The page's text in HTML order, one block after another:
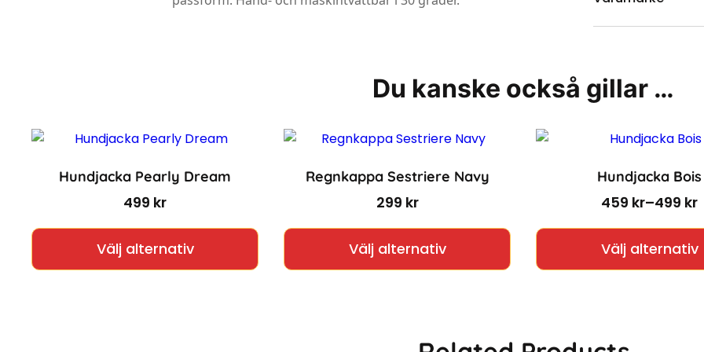
Du kanske också gillar …
Hundjacka Pearly Dream
499 kr
Välj alternativ
Regnkappa Sestriere Navy
299 kr
Välj alternativ
Hundjacka Bois
459 kr–499 kr
Välj alternativ